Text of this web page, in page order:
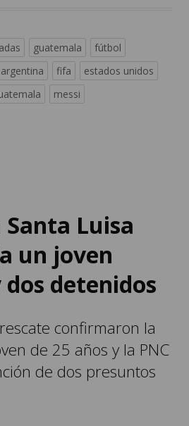
guatemala
fútbol
argentina fifa
estados unidos
messi
Luisa
un joven
detenidos
confirmaron la
de 25 años y la PNC
de dos presuntos